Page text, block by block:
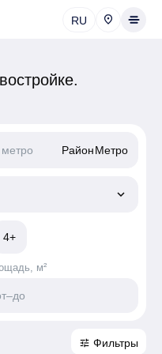
RU
РайонМетро
keyboard_arrow_down
4+
м²
–до
tune Фильтры